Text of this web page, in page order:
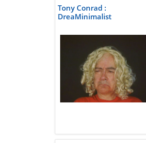
Tony Conrad :
DreaMinimalist